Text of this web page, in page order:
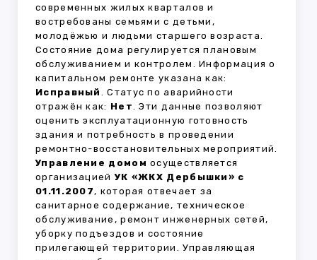
современных жилых кварталов и
востребованы семьями с детьми,
молодёжью и людьми старшего возраста.
Состояние дома регулируется плановым
обслуживанием и контролем. Информация о
капитальном ремонте указана как:
Исправный . Статус по аварийности
отражён как: Нет. Эти данные позволяют
оценить эксплуатационную готовность
здания и потребность в проведении
ремонтно-восстановительных мероприятий.
Управление домом осуществляется
организациейУК «ЖКХ Дербышки» с
01.11.2007, которая отвечает за
санитарное содержание, техническое
обслуживание, ремонт инженерных сетей,
уборку подъездов и состояние
прилегающей территории. Управляющая